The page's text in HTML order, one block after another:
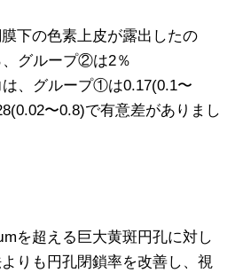
下の色素上皮が露出したの
グループ②は2％
、グループ①は0.17(0.1〜
〜0.8)で有意差がありまし
を超える巨大黄斑円孔に対し
りも円孔閉鎖率を改善し、視